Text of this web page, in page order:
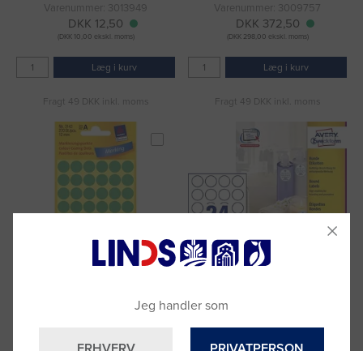
Varenummer: 3013949
DKK 12,50
(DKK 10,00 ekskl. moms)
Læg i kurv
Fragt 49 DKK inkl. moms
Varenummer: 3009757
DKK 372,50
(DKK 298,00 ekskl. moms)
Læg i kurv
Fragt 49 DKK inkl. moms
3143 270stk/pak
DKK 10,31
24stk/ark 100ark/pak
Varenummer: 3012600
DKK 474,69
Jeg handler som